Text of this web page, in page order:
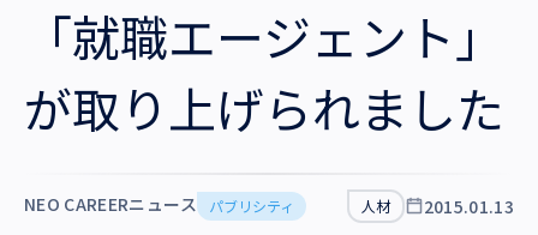
業務支援
役員一覧
拠点一覧
採用情報
「就職エージェント」
が取り上げられました
NEO CAREERニュース パブリシティ 人材 2015.01.13